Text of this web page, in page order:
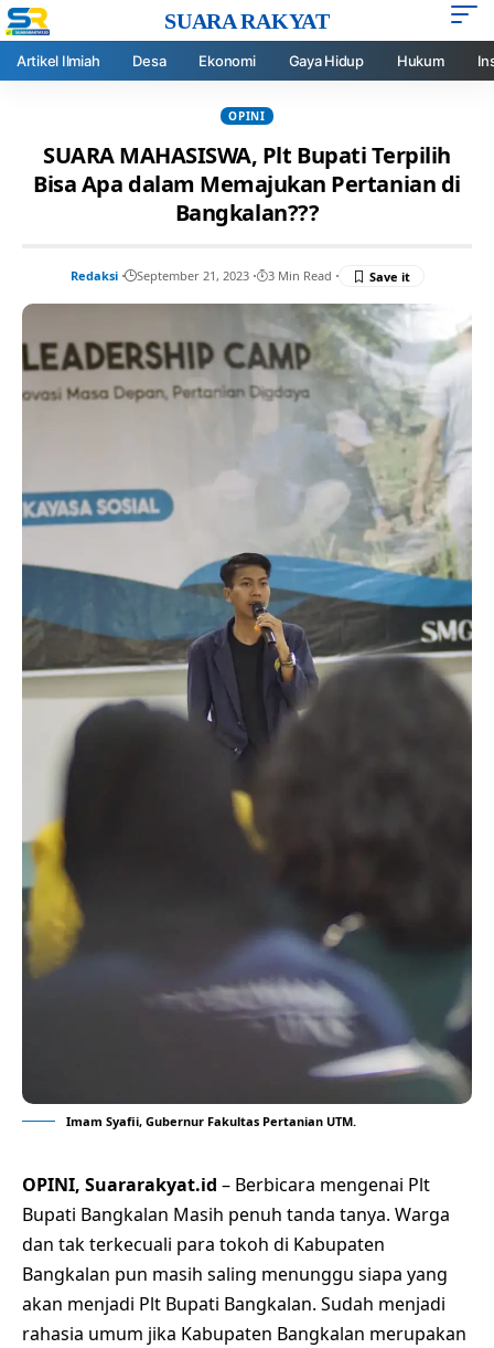
SUARA RAKYAT
Artikel Ilmiah Desa Ekonomi Gaya Hidup Hukum
OPINI
SUARA MAHASISWA, Plt Bupati Terpilih
Bisa Apa dalam Memajukan Pertanian di
Bangkalan???
Redaksi September 21, 2023 3 Min Read
Imam Syafii, Gubernur Fakultas Pertanian UTM.
OPINI, Suararakyat.id – Berbicara mengenai Plt
Bupati Bangkalan Masih penuh tanda tanya. Warga
dan tak terkecuali para tokoh di Kabupaten
Bangkalan pun masih saling menunggu siapa yang
akan menjadi Plt Bupati Bangkalan. Sudah menjadi
rahasia umum jika Kabupaten Bangkalan merupakan